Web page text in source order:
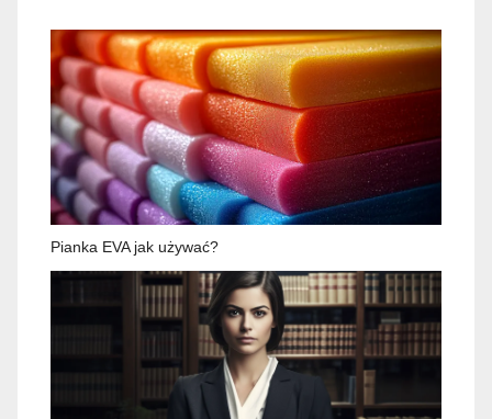
Pianka EVA jak używać?
Prawo medyczne Poznań